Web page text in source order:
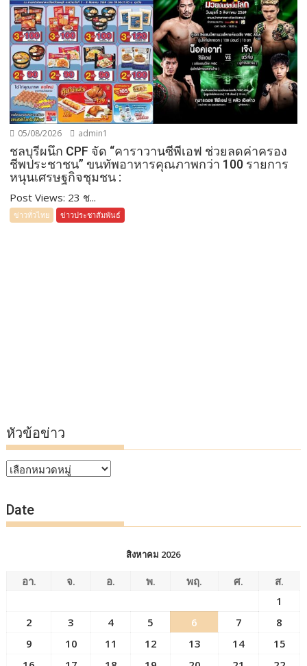
05/08/2026 admin1
ชลบุรีผนึก CPF จัด “คาราวานซีพีเอฟ ช่วยลดค่าครอง
ชีพประชาชน” ขนทัพอาหารคุณภาพกว่า 100 รายการ
หนุนเศรษฐกิจชุมชน :
Post Views: 23 ช...
ข่าวทั่วไทย ข่าวประชาสัมพันธ์
หัวข้อข่าว
หัวข้อ
Date
สิงหาคม 2026
อา. จ. อ. พ. พฤ. ศ.
ส.
1
2
3 4 5 6 7
8
9
10 11 12 13 14
15